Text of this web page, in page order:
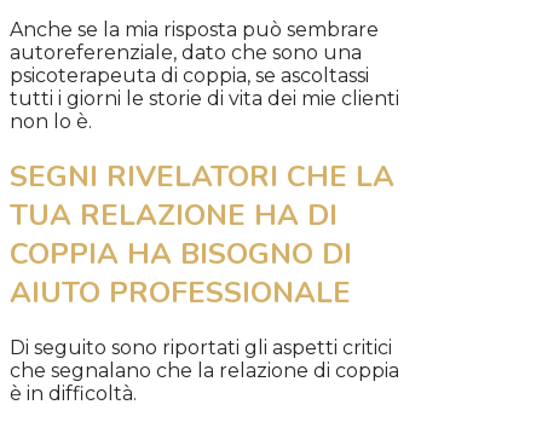
Anche se la mia risposta può sembrare
autoreferenziale, dato che sono una
psicoterapeuta di coppia, se ascoltassi
tutti i giorni le storie di vita dei mie clienti
non lo è.
SEGNI RIVELATORI CHE LA
TUA RELAZIONE HA DI
COPPIA HA BISOGNO DI
AIUTO PROFESSIONALE
Di seguito sono riportati gli aspetti critici
che segnalano che la relazione di coppia
è in difficoltà.